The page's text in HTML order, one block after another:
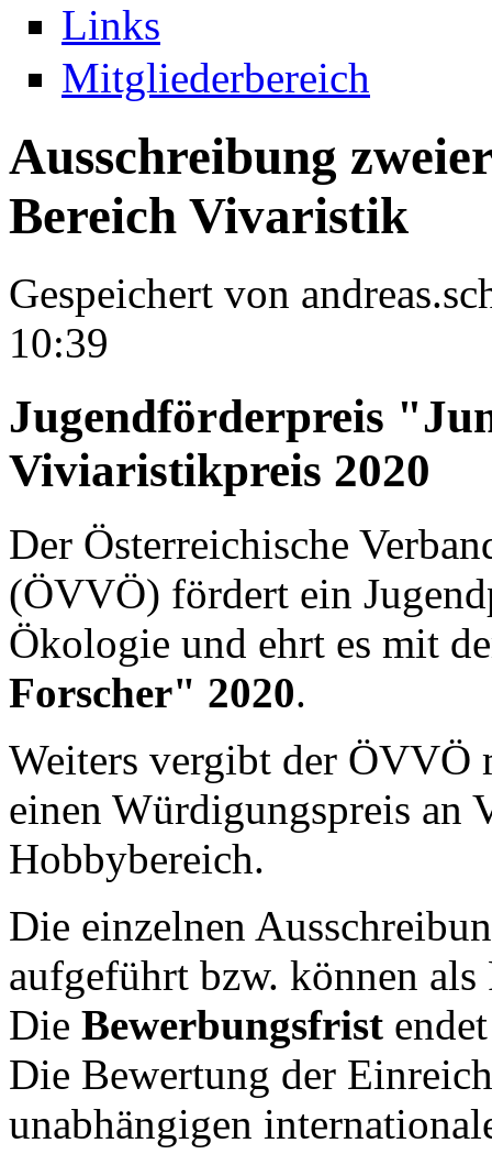
Links
Mitgliederbereich
Ausschreibung
Bereich Vivaristik
Gespeichert von
10:39
Jugendförderpreis
Viviaristikpreis 2020
Der Österreichische
(ÖVVÖ) fördert ein
Ökologie und ehrt es mit
Forscher" 2020.
Weiters vergibt der ÖVVÖ
einen Würdigungspreis an
Hobbybereich.
Die einzelnen
aufgeführt bzw. können
Die Bewerbungsfrist
Die Bewertung der
unabhängigen